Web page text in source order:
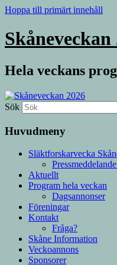
Hoppa till primärt innehåll
Skåneveckan
Hela veckans
Sök
Huvudmeny
Släktforskarvecka
Aktuellt
Program hela veckan
Dagsannonser
Föreningar
Kontakt
Fråga?
Skåne Information
Veckoannons
Sponsorer